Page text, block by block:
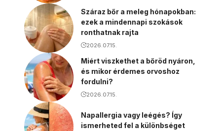
Száraz bőr a meleg hónapokban:
ezek a mindennapi szokások
ronthatnak rajta
2026.07.15.
Miért viszkethet a bőröd nyáron,
és mikor érdemes orvoshoz
fordulni?
2026.07.15.
Napallergia vagy leégés? Így
ismerheted fel a különbséget